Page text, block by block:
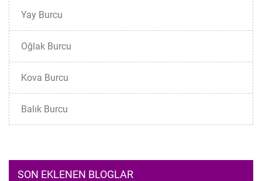
Yay Burcu
Oğlak Burcu
Kova Burcu
Balık Burcu
SON EKLENEN BLOGLAR